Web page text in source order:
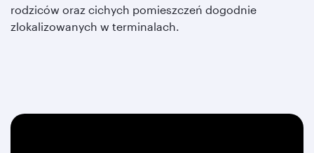
rodziców oraz cichych pomieszczeń dogodnie
zlokalizowanych w terminalach.